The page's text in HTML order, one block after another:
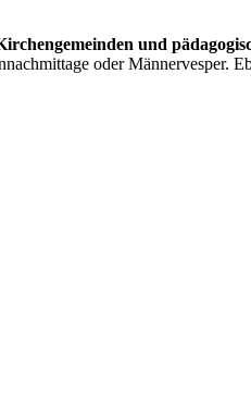
und
oder Männervesper.